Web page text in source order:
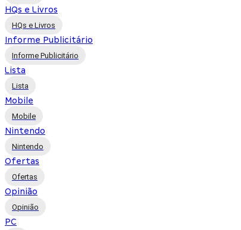
HQs e Livros
HQs e Livros
Informe Publicitário
Informe Publicitário
Lista
Lista
Mobile
Mobile
Nintendo
Nintendo
Ofertas
Ofertas
Opinião
Opinião
PC